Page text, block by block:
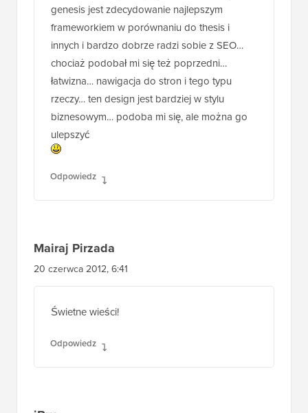
genesis jest zdecydowanie najlepszym
frameworkiem w porównaniu do thesis i
innych i bardzo dobrze radzi sobie z SEO…
chociaż podobał mi się też poprzedni…
łatwizna… nawigacja do stron i tego typu
rzeczy… ten design jest bardziej w stylu
biznesowym… podoba mi się, ale można go
ulepszyć
Odpowiedz
Mairaj Pirzada
20 czerwca 2012, 6:41
Świetne wieści!
Odpowiedz